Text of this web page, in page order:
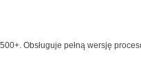
Obsługuje pełną wersję